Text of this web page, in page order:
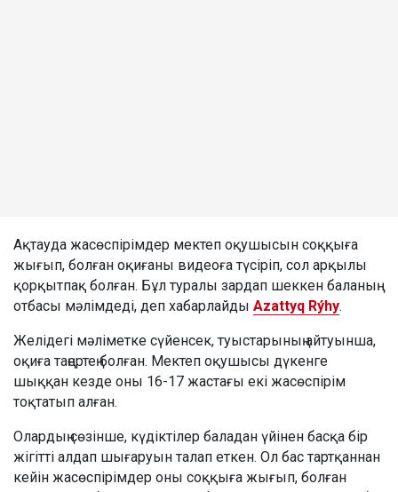
Ақтауда жасөспірімдер мектеп оқушысын соққыға
жығып, болған оқиғаны видеоға түсіріп, сол арқылы
қорқытпақ болған. Бұл туралы зардап шеккен баланың
отбасы мәлімдеді, деп хабарлайды Azattyq Rýhy.
Желідегі мәліметке сүйенсек, туыстарының айтуынша,
оқиға таңертең болған. Мектеп оқушысы дүкенге
шыққан кезде оны 16-17 жастағы екі жасөспірім
тоқтатып алған.
Олардың сөзінше, күдіктілер баладан үйінен басқа бір
жігітті алдап шығаруын талап еткен. Ол бас тартқаннан
кейін жасөспірімдер оны соққыға жығып, болған